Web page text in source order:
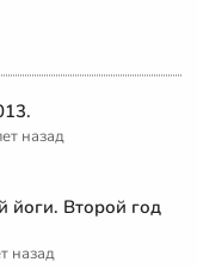
назад
йоги. Второй год
назад